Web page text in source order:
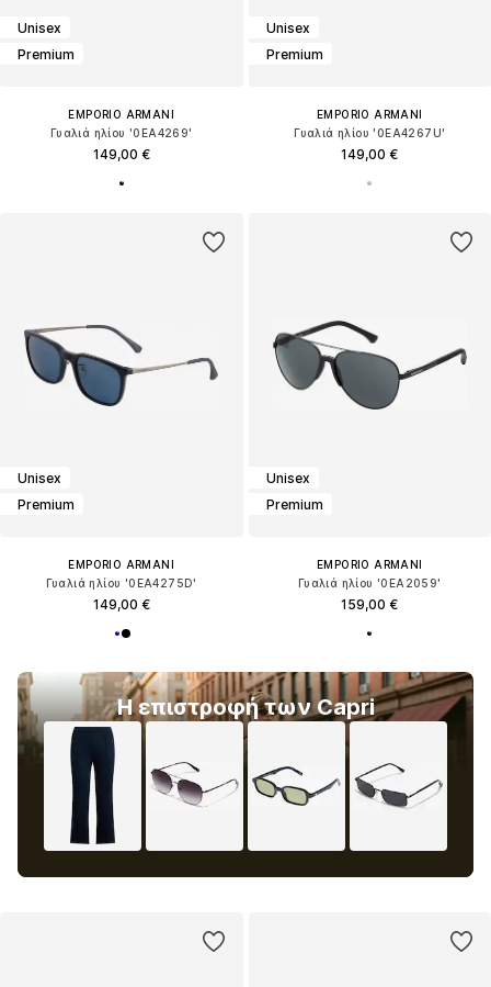
Unisex
Premium
EMPORIO ARMANI
Γυαλιά ηλίου '0EA4269'
149,00 €
Unisex
Premium
EMPORIO ARMANI
Γυαλιά ηλίου '0EA4267U'
149,00 €
Unisex
Premium
EMPORIO ARMANI
Γυαλιά ηλίου '0EA4275D'
149,00 €
Η επιστροφή των Capri
Unisex
Premium
EMPORIO ARMANI
Γυαλιά ηλίου '0EA2059'
159,00 €